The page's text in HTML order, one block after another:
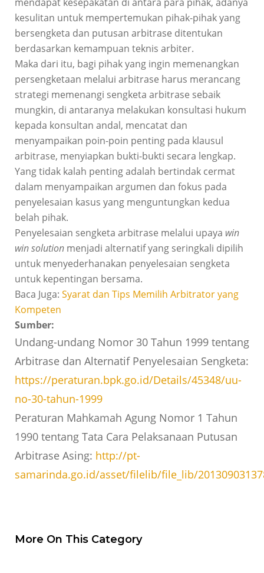
kesulitan untuk mempertemukan pihak-pihak yang
bersengketa dan putusan arbitrase ditentukan
berdasarkan kemampuan teknis arbiter.
Maka dari itu, bagi pihak yang ingin memenangkan
persengketaan melalui arbitrase harus merancang
strategi memenangi sengketa arbitrase sebaik
mungkin, di antaranya melakukan konsultasi hukum
kepada konsultan andal, mencatat dan
menyampaikan poin-poin penting pada klausul
arbitrase, menyiapkan bukti-bukti secara lengkap.
Yang tidak kalah penting adalah bertindak cermat
dalam menyampaikan argumen dan fokus pada
penyelesaian kasus yang menguntungkan kedua
belah pihak.
Penyelesaian sengketa arbitrase melalui upaya win
win solutionmenjadi alternatif yang seringkali dipilih
untuk menyederhanakan penyelesaian sengketa
untuk kepentingan bersama.
Baca Juga: Syarat dan Tips Memilih Arbitrator yang
Kompeten
Sumber:
Undang-undang Nomor 30 Tahun 1999 tentang
Arbitrase dan Alternatif Penyelesaian Sengketa:
https://peraturan.bpk.go.id/Details/45348/uu-
no-30-tahun-1999
Peraturan Mahkamah Agung Nomor 1 Tahun
1990 tentang Tata Cara Pelaksanaan Putusan
Arbitrase Asing: http://pt-
samarinda.go.id/asset/filelib/file_lib/
More On This Category